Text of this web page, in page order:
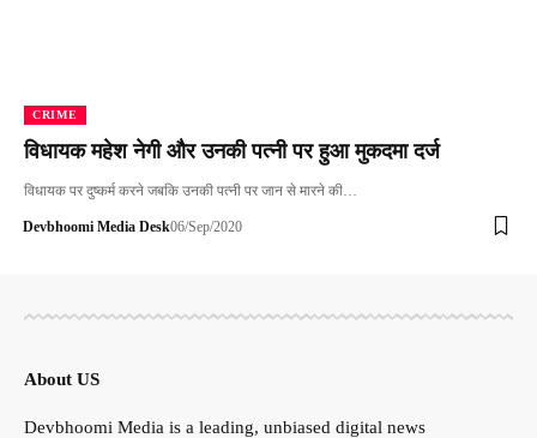
CRIME
विधायक महेश नेगी और उनकी पत्नी पर हुआ मुकदमा दर्ज
विधायक पर दुष्कर्म करने जबकि उनकी पत्नी पर जान से मारने की…
Devbhoomi Media Desk06/Sep/2020
About US
Devbhoomi Media is a leading, unbiased digital news